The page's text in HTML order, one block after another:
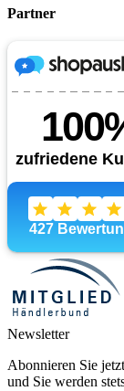
Partner
Newsletter
Abonnieren Sie
und Sie werden